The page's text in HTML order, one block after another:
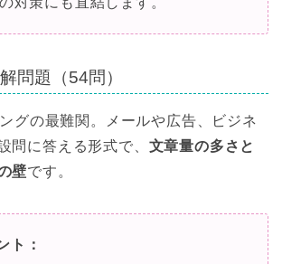
問題（54問）
グの最難関。メールや広告、ビジネ
問に答える形式で、 文章量の多さと
壁です。
ト：